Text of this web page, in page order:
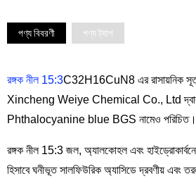
পণ্য বিবরণী পণ্য ট্যাগ
রঙ্গক নীল 15:3C32H16CuN8 এর রাসায়নিক
Xincheng Weiye Chemical Co., Ltd দ্বারা
Phthalocyanine blue BGS নামেও পরিচিত।
রঙ্গক নীল 15:3 জল, অ্যালকোহল এবং
হিসাবে ঘনীভূত সালফিউরিক অ্যাসিডে দ্রবণীয় এবং